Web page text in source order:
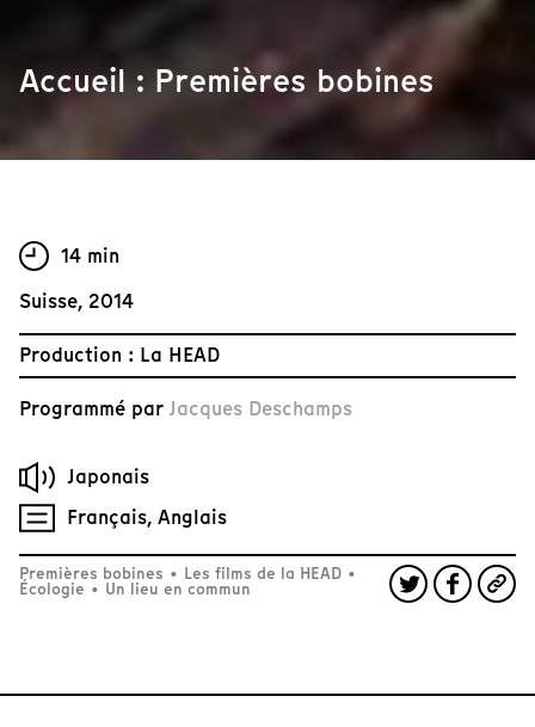
Accueil : Premières bobines
14 min
Suisse, 2014
Production : La HEAD
Programmé par Jacques Deschamps
Japonais
Français, Anglais
Premières bobines • Les films de la HEAD •
Écologie • Un lieu en commun